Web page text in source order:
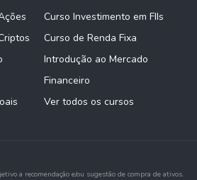
Curso Investimento em FIIs
Curso de Renda Fixa
Introdução ao Mercado
Financeiro
Ver todos os cursos
a recomendação e/ou sugestão de compra de ativos.